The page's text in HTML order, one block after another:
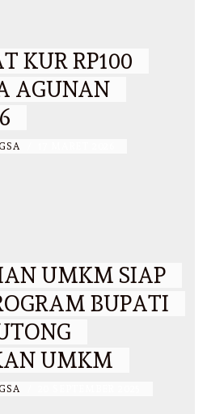
KUR RP100
AGUNAN
UMKM SIAP
BUPATI
UMKM